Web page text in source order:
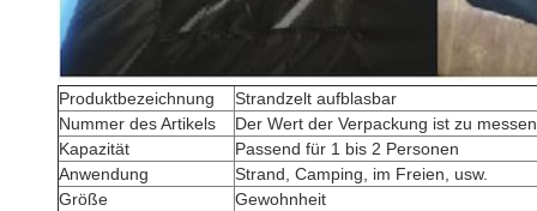
Produktbezeichnung
Strandzelt aufblasbar
Nummer des Artikels
Der Wert der Verpackung ist zu
Kapazität
Passend für 1 bis 2 Personen
Anwendung
Strand, Camping, im Freien, usw.
Größe
Gewohnheit